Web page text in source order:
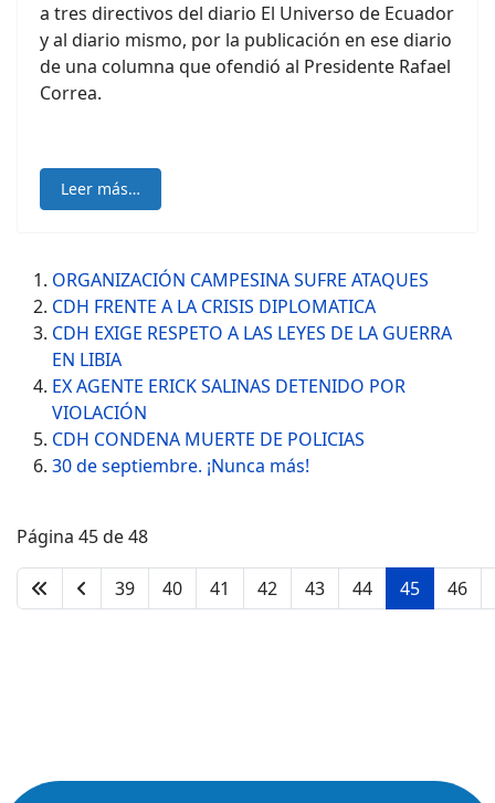
a tres directivos del diario El Universo de Ecuador
y al diario mismo, por la publicación en ese diario
de una columna que ofendió al Presidente Rafael
Correa.
Leer más…
ORGANIZACIÓN CAMPESINA SUFRE ATAQUES
CDH FRENTE A LA CRISIS DIPLOMATICA
CDH EXIGE RESPETO A LAS LEYES DE LA GUERRA
EN LIBIA
EX AGENTE ERICK SALINAS DETENIDO POR
VIOLACIÓN
CDH CONDENA MUERTE DE POLICIAS
30 de septiembre. ¡Nunca más!
Página 45 de 48
39 40 41 42 43 44 45 46